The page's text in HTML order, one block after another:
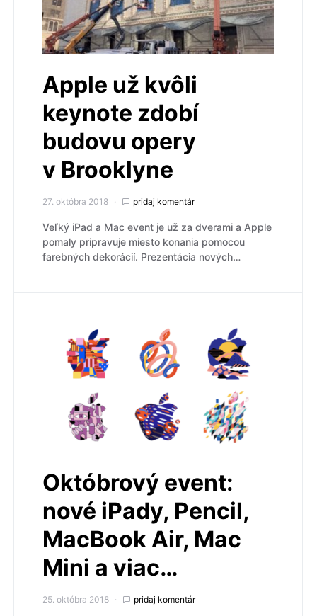
Apple už kvôli
keynote zdobí
budovu opery
v Brooklyne
27. októbra 2018 pridaj komentár
Veľký iPad a Mac event je už za dverami a Apple
pomaly pripravuje miesto konania pomocou
farebných dekorácií. Prezentácia nových…
Októbrový event:
nové iPady, Pencil,
MacBook Air, Mac
Mini a viac…
25. októbra 2018 pridaj komentár